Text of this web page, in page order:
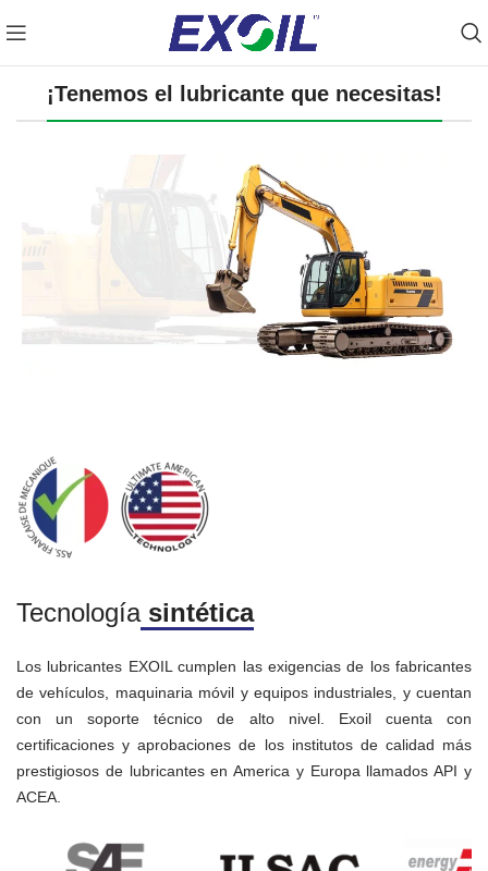
¡Tenemos el lubricante que necesitas!
VER MÁS
Tecnologíasintética
Los lubricantes EXOIL cumplen las exigencias de los fabricantes
de vehículos, maquinaria móvil y equipos industriales, y cuentan
con un soporte técnico de alto nivel. Exoil cuenta con
certificaciones y aprobaciones de los institutos de calidad más
prestigiosos de lubricantes en America y Europa llamados API y
ACEA.
Prueba nuestro OIL FINDER ➡️Clic Aquí